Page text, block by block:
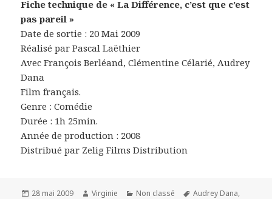
Fiche technique de « La Différence, c’est que c’est
pas pareil »
Date de sortie : 20 Mai 2009
Réalisé par Pascal Laëthier
Avec François Berléand, Clémentine Célarié, Audrey
Dana
Film français.
Genre : Comédie
Durée : 1h 25min.
Année de production : 2008
Distribué par Zelig Films Distribution
Publié
28 mai 2009 Auteur
Virginie Catégories
Non classé
Mots-
Audrey Dana,